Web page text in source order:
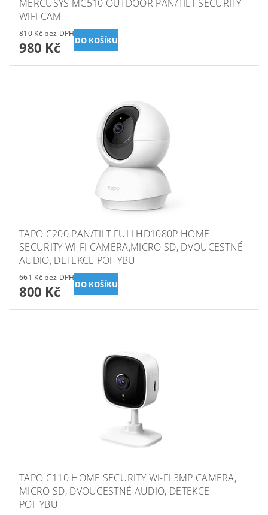
MERCUSYS MC510 OUTDOOR PAN/TILT SECURITY
WIFI CAM
810 Kč bez DPH
980 Kč
TAPO C200 PAN/TILT FULLHD1080P HOME
SECURITY WI-FI CAMERA,MICRO SD, DVOUCESTNÉ
AUDIO, DETEKCE POHYBU
661 Kč bez DPH
800 Kč
TAPO C110 HOME SECURITY WI-FI 3MP CAMERA,
MICRO SD, DVOUCESTNÉ AUDIO, DETEKCE
POHYBU